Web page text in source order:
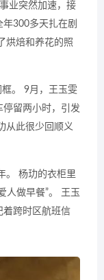
业突然加速，接
300多天扎在剧
烘焙和养花的照
。 9月，王玉雯
留两小时，引发
从此很少回顺义
。 杨玏的衣柜里
人做早餐”。 王玉
着跨时区航班信